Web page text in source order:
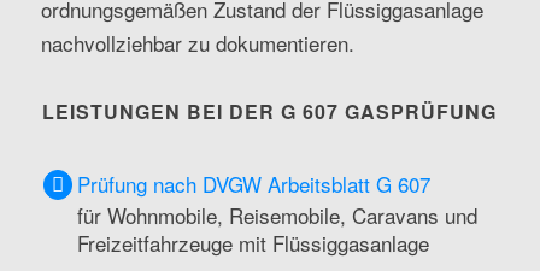
ordnungsgemäßen Zustand der Flüssiggasanlage
nachvollziehbar zu dokumentieren.
LEISTUNGEN BEI DER G 607 GASPRÜFUNG
Prüfung nach DVGW Arbeitsblatt G 607
für Wohnmobile, Reisemobile, Caravans und
Freizeitfahrzeuge mit Flüssiggasanlage